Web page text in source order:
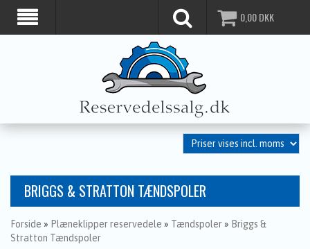
0,00DKK
BRIGGS & STRATTON TÆNDSPOLER
Forside » Plæneklipper reservedele » Tændspoler » Briggs &
Stratton Tændspoler